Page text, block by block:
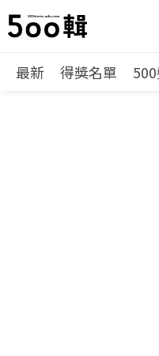
最新 得獎名單